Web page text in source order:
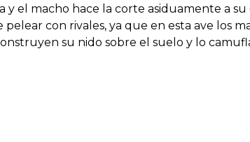
y el macho hace la corte asiduamente a
con rivales, ya que en esta ave los
su nido sobre el suelo y lo